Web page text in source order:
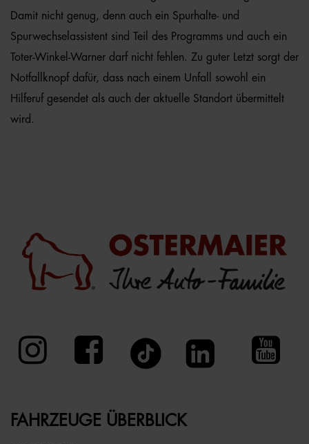
Damit nicht genug, denn auch ein Spurhalte- und
Spurwechselassistent sind Teil des Programms und auch ein
Toter-Winkel-Warner darf nicht fehlen. Zu guter Letzt sorgt der
Notfallknopf dafür, dass nach einem Unfall sowohl ein
Hilferuf gesendet als auch der aktuelle Standort übermittelt
wird.
FAHRZEUGE ÜBERBLICK